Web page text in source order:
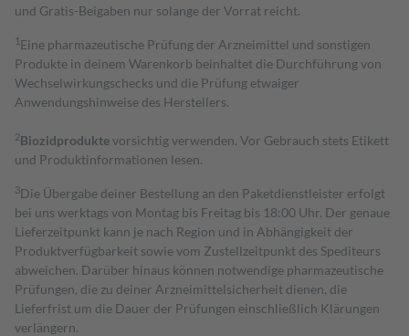
und Gratis-Beigaben nur solange der Vorrat reicht.
1 Eine pharmazeutische Prüfung der Arzneimittel und sonstigen
Produkte in deinem Warenkorb beinhaltet die Durchführung von
Wechselwirkungschecks und die Prüfung etwaiger
Anwendungshinweise des Herstellers.
2Biozidproduktevorsichtig verwenden. Vor Gebrauch stets Etikett
und Produktinformationen lesen.
3Die Übergabe deiner Bestellung an den Paketdienstleister erfolgt
bei uns werktags von Montag bis Freitag bis 18:00 Uhr. Der genaue
Lieferzeitpunkt kann je nach Region und in Abhängigkeit der
Produktverfügbarkeit sowie vom Zustellzeitpunkt des Spediteurs
abweichen. Darüber hinaus können notwendige pharmazeutische
Prüfungen, die zu deiner Arzneimittelsicherheit dienen, die
Lieferfrist um die Dauer der Prüfungen einschließlich Klärungen
verlängern.